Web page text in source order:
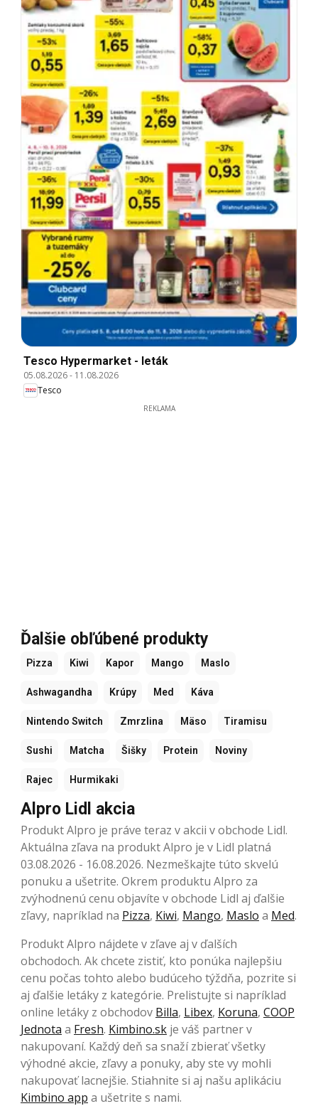
Tesco Hypermarket - leták
05.08.2026- 11.08.2026
Tesco
REKLAMA
Ďalšie obľúbené produkty
Pizza Kiwi Kapor Mango Maslo
Ashwagandha Krúpy Med Káva
Nintendo Switch Zmrzlina Mäso Tiramisu
Sushi Matcha Šišky Protein Noviny
Rajec Hurmikaki
Alpro Lidl akcia
Produkt Alpro je práve teraz v akcii v obchode Lidl.
Aktuálna zľava na produkt Alpro je v Lidl platná
03.08.2026 - 16.08.2026. Nezmeškajte túto skvelú
ponuku a ušetrite. Okrem produktu Alpro za
zvýhodnenú cenu objavíte v obchode Lidl aj ďalšie
zľavy, napríklad na Pizza, Kiwi, Mango, Maslo a Med.
Produkt Alpro nájdete v zľave aj v ďalších
obchodoch. Ak chcete zistiť, kto ponúka najlepšiu
cenu počas tohto alebo budúceho týždňa, pozrite si
aj ďalšie letáky z kategórie. Prelistujte si napríklad
online letáky z obchodov Billa, Libex, Koruna, COOP
Jednota a Fresh. Kimbino.sk je váš partner v
nakupovaní. Každý deň sa snaží zbierať všetky
výhodné akcie, zľavy a ponuky, aby ste vy mohli
nakupovať lacnejšie. Stiahnite si aj našu aplikáciu
Kimbino app a ušetrite s nami.